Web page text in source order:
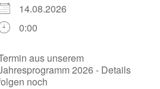
14.08.2026
0:00
aus unserem
2026 - Details
noch